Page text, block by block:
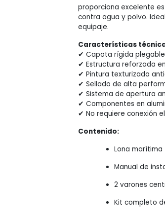
proporciona excelente
contra agua y polvo.
equipaje.
Características
✔ Capota rígida plegable
✔ Estructura reforzada
✔ Pintura texturizada
✔ Sellado de alta
✔ Sistema de apertura
✔ Componentes en
✔ No requiere conexión
Contenido:
Lona marítima
Manual de
2 varones
Kit completo